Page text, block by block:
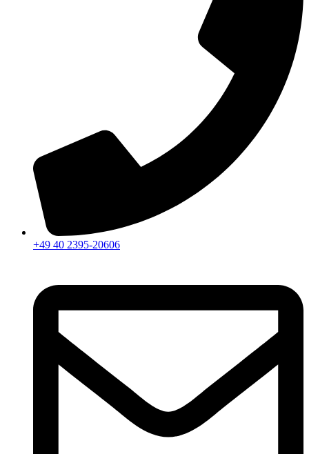
+49 40 2395-20606